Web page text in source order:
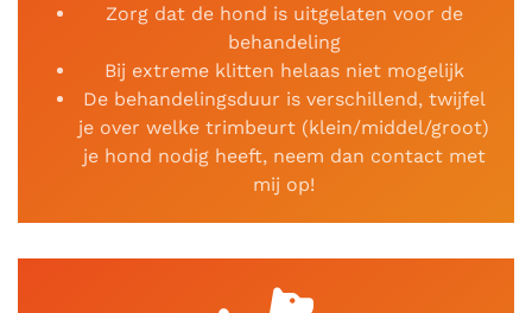
Zorg dat de hond is uitgelaten voor de
behandeling
Bij extreme klitten helaas niet mogelijk
De behandelingsduur is verschillend, twijfel
je over welke trimbeurt (klein/middel/groot)
je hond nodig heeft, neem dan contact met
mij op!